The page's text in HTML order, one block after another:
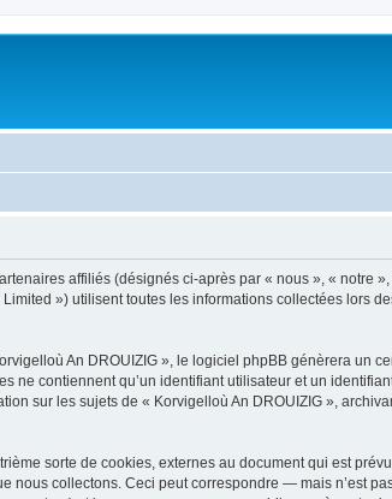
affiliés (désignés ci-après par « nous », « notre
») utilisent toutes les informations collectées lors
An DROUIZIG », le logiciel phpBB génèrera un
contiennent qu’un identifiant utilisateur et un
sur les sujets de « Korvigelloù An DROUIZIG »,
sorte de cookies, externes au document qui est
collectons. Ceci peut correspondre — mais n’est